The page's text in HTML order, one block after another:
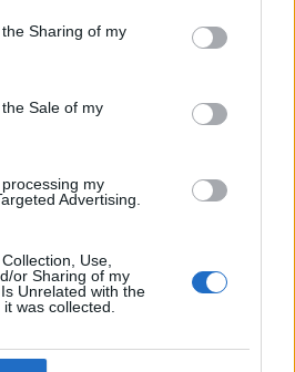
usage behaviour. You may click to
Google and its third-party tags to
purposes in below Google
Sharing of my
Sale of my
my
Advertising.
Use,
or Sharing of my
Unrelated with the
was collected.
hogy az emberek fejében
festőművész képének sok